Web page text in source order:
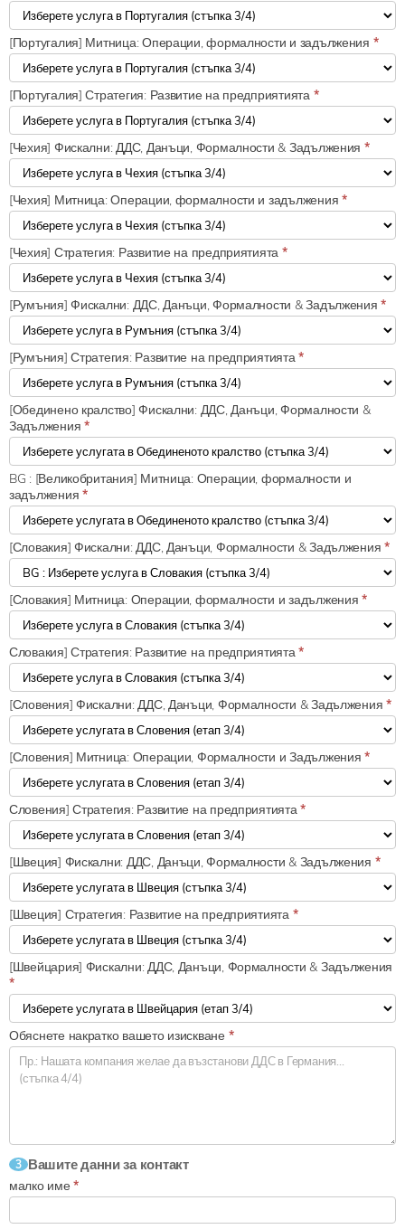
[Португалия] Митница: Операции, формалности и задължения *
[Португалия] Стратегия: Развитие на предприятията *
[Чехия] Фискални: ДДС, Данъци, Формалности & Задължения *
[Чехия] Митница: Операции, формалности и задължения *
[Чехия] Стратегия: Развитие на предприятията *
[Румъния] Фискални: ДДС, Данъци, Формалности & Задължения*
[Румъния] Стратегия: Развитие на предприятията*
[Обединено кралство] Фискални: ДДС, Данъци, Формалности &
Задължения*
BG : [Великобритания] Митница: Операции, формалности и
задължения*
[Словакия] Фискални: ДДС, Данъци, Формалности & Задължения*
[Словакия] Митница: Операции, формалности и задължения*
Словакия] Стратегия: Развитие на предприятията*
[Словения] Фискални: ДДС, Данъци, Формалности & Задължения*
[Словения] Митница: Операции, Формалности и Задължения*
Словения] Стратегия: Развитие на предприятията*
[Швеция] Фискални: ДДС, Данъци, Формалности & Задължения *
[Швеция] Стратегия: Развитие на предприятията *
[Швейцария] Фискални: ДДС, Данъци, Формалности & Задължения
*
Обяснете накратко вашето изискване *
3 Вашите данни за контакт
малко име*